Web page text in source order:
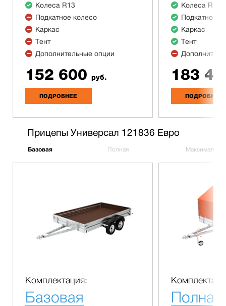
Колеса R13
Подкатное колесо
Каркас
Тент
Дополнительные опции
152 600 руб.
ПОДРОБНЕЕ
Колеса R13
Подкатное
Каркас
Тент
183
ПОДРОБНЕЕ
Прицепы Универсал 121836 Евро
Базовая Полная Максимальная
Комплектация:
Базовая Полная